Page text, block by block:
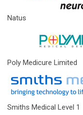
Natus
Poly Medicure Limited
Smiths Medical Level 1